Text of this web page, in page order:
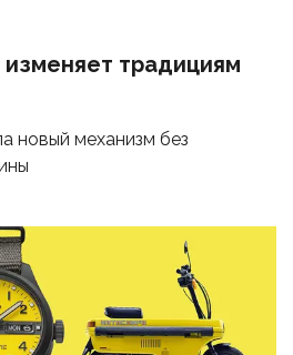
традициям
новый механизм без